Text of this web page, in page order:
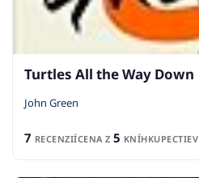
Turtles All the Way Down
John Green
7 RECENZIÍCENA Z 5 KNÍHKUPECTIEV